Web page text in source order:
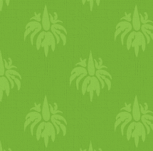
percig.
kezdjük el